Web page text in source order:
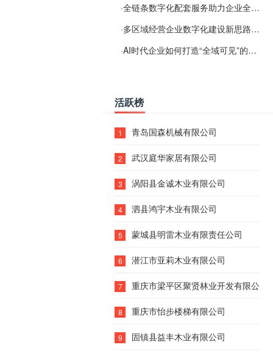
·全链条数字化配套服务助力企业全域线上经营
·多区域经营企业数字化建设新思路：多端载体与地域检索一体化落地思路分享
·AI时代企业如何打造“全域可见”的数字资产？梓彤超越给出新解法
活跃榜
1 青岛国森机械有限公司
2 武汉庭华家居有限公司
3 涡阳县金诚木业有限公司
4 泗县鸿宇木业有限公司
5 蒙城县明雷木业有限责任公司
6 潜江市亚莉木业有限公司
7 重庆市梁平区聚贤林业开发有限公司
8 重庆市怡步楼梯有限公司
9 固镇县益丰木业有限公司